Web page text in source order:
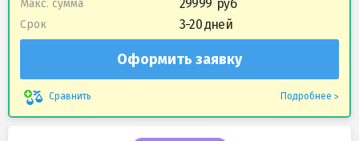
Макс. сумма 29999
Срок 3-20 дней
Оформить заявку
Сравнить Подробнее